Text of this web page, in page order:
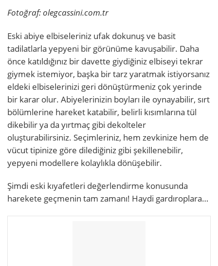
Fotoğraf: olegcassini.com.tr
Eski abiye elbiseleriniz ufak dokunuş ve basit
tadilatlarla yepyeni bir görünüme kavuşabilir. Daha
önce katıldığınız bir davette giydiğiniz elbiseyi tekrar
giymek istemiyor, başka bir tarz yaratmak istiyorsanız
eldeki elbiselerinizi geri dönüştürmeniz çok yerinde
bir karar olur. Abiyelerinizin boyları ile oynayabilir, sırt
bölümlerine hareket katabilir, belirli kısımlarına tül
dikebilir ya da yırtmaç gibi dekolteler
oluşturabilirsiniz. Seçimleriniz, hem zevkinize hem de
vücut tipinize göre dilediğiniz gibi şekillenebilir,
yepyeni modellere kolaylıkla dönüşebilir.
Şimdi eski kıyafetleri değerlendirme konusunda
harekete geçmenin tam zamanı! Haydi gardıroplara…